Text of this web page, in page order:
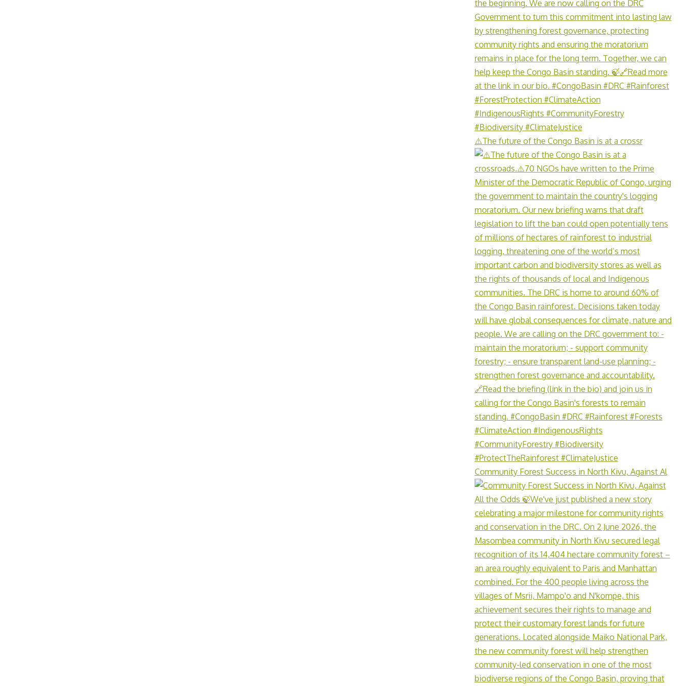
⚠️The future of the Congo Basin is at a crossr
Community Forest Success in North Kivu, Against Al